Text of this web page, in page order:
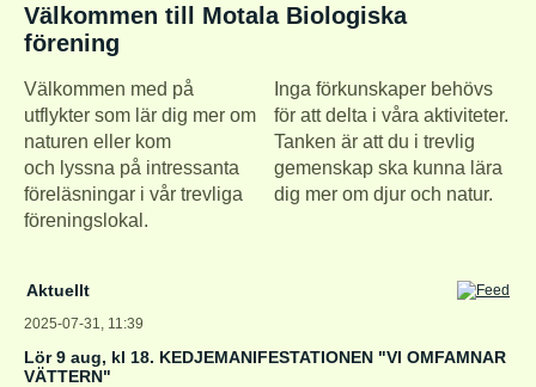
Välkommen till Motala Biologiska
förening
Välkommen med på
utflykter som lär dig mer om
naturen eller kom
och lyssna på intressanta
föreläsningar i vår trevliga
föreningslokal.
Inga förkunskaper behövs
för att delta i våra aktiviteter.
Tanken är att du i trevlig
gemenskap ska kunna lära
dig mer om djur och natur.
Aktuellt
2025-07-31, 11:39
Lör 9 aug, kl 18. KEDJEMANIFESTATIONEN "VI OMFAMNAR
VÄTTERN"